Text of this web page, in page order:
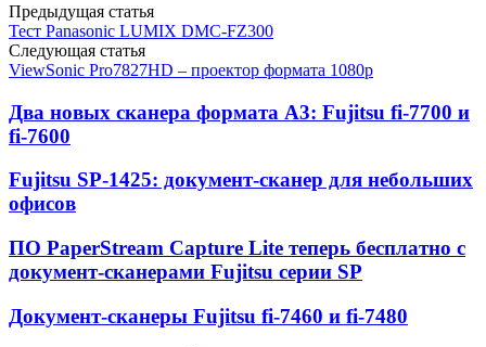
Предыдущая статья
Тест Panasonic LUMIX DMC-FZ300
Следующая статья
ViewSonic Pro7827HD – проектор формата 1080p
Два новых сканера формата А3: Fujitsu fi-7700 и
fi-7600
Fujitsu SP-1425: документ-сканер для небольших
офисов
ПО PaperStream Capture Lite теперь бесплатно с
документ-сканерами Fujitsu серии SP
Документ-сканеры Fujitsu fi-7460 и fi-7480